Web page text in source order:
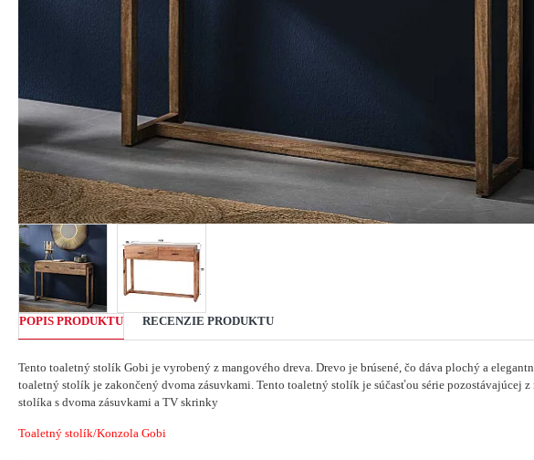
POPIS PRODUKTU RECENZIE PRODUKTU
Tento toaletný stolík Gobi je vyrobený z mangového dreva. Drevo je brúsené, čo dáva plochý a
toaletný stolík je zakončený dvoma zásuvkami. Tento toaletný stolík je súčasťou série pozostávajúcej
stolíka s dvoma zásuvkami a TV skrinky
Toaletný stolík/Konzola Gobi